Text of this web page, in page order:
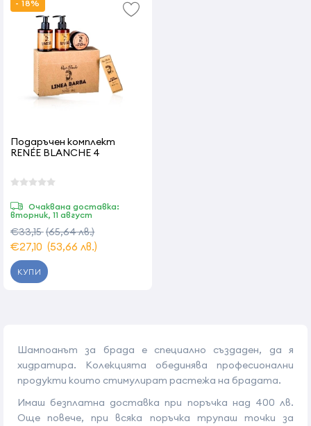
- 18%
Подаръчен комплект
RENÉE BLANCHE 4
Очаквана доставка:
вторник, 11 август
€33,15(65,64 лв.)
€27,10 (53,66 лв.)
КУПИ
Шампоанът за брада е специално създаден, да я
хидратира. Колекцията обединява професионални
продукти които стимулират растежа на брадата.
Имаш безплатна доставка при поръчка над 400 лв.
Още повече, при всяка поръчка трупаш точки за